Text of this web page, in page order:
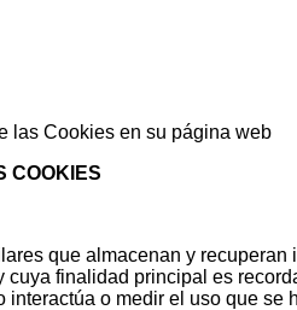
las Cookies en su página web
COOKIES
que almacenan y
finalidad principal es
o medir el uso que